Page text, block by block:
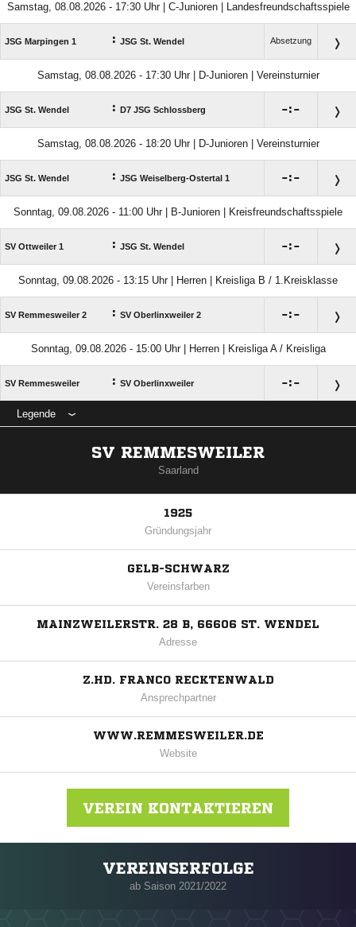
Samstag, 08.08.2026 - 17:30 Uhr | C-Junioren | Landesfreundschaftsspiele
JSG Marpingen 1 : JSG St. Wendel Absetzung
Samstag, 08.08.2026 - 17:30 Uhr | D-Junioren | Vereinsturnier
JSG St. Wendel : D7 JSG Schlossberg :
Samstag, 08.08.2026 - 18:20 Uhr | D-Junioren | Vereinsturnier
JSG St. Wendel : JSG Weiselberg-Ostertal 1 :
Sonntag, 09.08.2026 - 11:00 Uhr | B-Junioren | Kreisfreundschaftsspiele
SV Ottweiler 1 : JSG St. Wendel :
Sonntag, 09.08.2026 - 13:15 Uhr | Herren | Kreisliga B / 1.Kreisklasse
SV Remmesweiler 2 : SV Oberlinxweiler 2 :
Sonntag, 09.08.2026 - 15:00 Uhr | Herren | Kreisliga A / Kreisliga
SV Remmesweiler : SV Oberlinxweiler :
Legende
SV REMMESWEILER
Saarland
1925
Gründungsjahr
GELB-SCHWARZ
Vereinsfarben
MAINZWEILERSTR. 28 B, 66606 ST. WENDEL
Adresse
Z.HD. FRANCO RECKTENWALD
Ansprechpartner
WWW.REMMESWEILER.DE
Website
VEREIN KONTAKTIEREN
Nachricht an SV Remmesweiler
VEREINSERFOLGE
ab Saison 2021/2022